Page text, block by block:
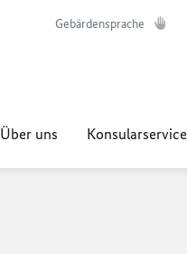
Gebärdensprache
Über uns Konsularservice